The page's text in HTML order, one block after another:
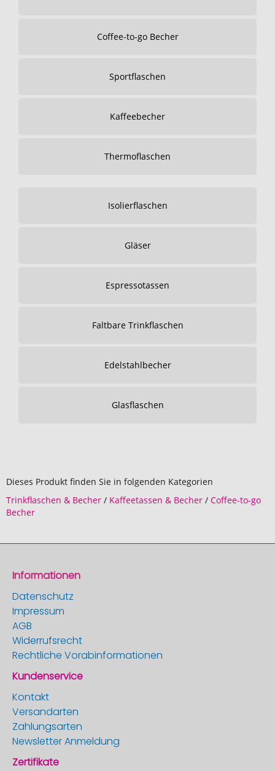
Coffee-to-go Becher
Sportflaschen
Kaffeebecher
Thermoflaschen
Isolierflaschen
Gläser
Espressotassen
Faltbare Trinkflaschen
Edelstahlbecher
Glasflaschen
Dieses Produkt finden Sie in folgenden Kategorien
Trinkflaschen & Becher / Kaffeetassen & Becher / Coffee-to-go
Becher
Informationen
Datenschutz
Impressum
AGB
Widerrufsrecht
Rechtliche Vorabinformationen
Kundenservice
Kontakt
Versandarten
Zahlungsarten
Newsletter Anmeldung
Zertifikate